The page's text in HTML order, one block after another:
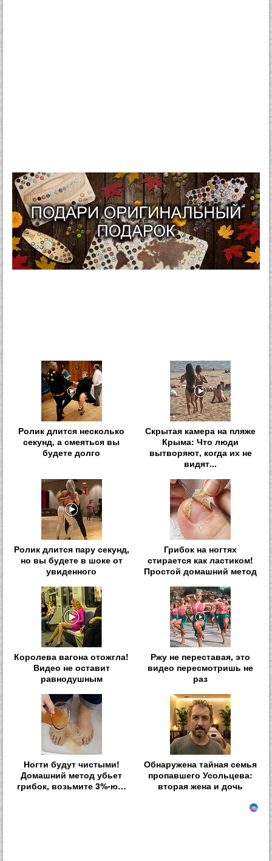
Ролик длится несколько
секунд, а смеяться вы
будете долго
Скрытая камера на пляже
Крыма: Что люди
вытворяют, когда их не
видят...
Ролик длится пару секунд,
но вы будете в шоке от
увиденного
Грибок на ногтях
стирается как ластиком!
Простой домашний метод
Королева вагона отожгла!
Видео не оставит
равнодушным
Ржу не переставая, это
видео пересмотришь не
раз
Ногти будут чистыми!
Домашний метод убьет
грибок, возьмите 3%-ю…
Обнаружена тайная семья
пропавшего Усольцева:
вторая жена и дочь